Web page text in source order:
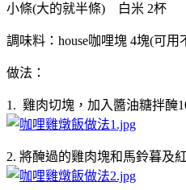
小條(大的就半條) 白米 2杯
調味料：house咖哩塊 4塊(可
做法：
1. 雞肉切塊，加入醬油糖拌醃
2. 將醃過的雞肉塊和馬鈴暮及